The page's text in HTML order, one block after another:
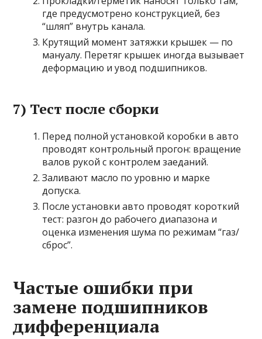
где предусмотрено конструкцией, без
“шляп” внутрь канала.
Крутящий момент затяжки крышек — по
мануалу. Перетяг крышек иногда вызывает
деформацию и увод подшипников.
7) Тест после сборки
Перед полной установкой коробки в авто
проводят контрольный прогон: вращение
валов рукой с контролем заеданий.
Заливают масло по уровню и марке
допуска.
После установки авто проводят короткий
тест: разгон до рабочего диапазона и
оценка изменения шума по режимам “газ/
сброс”.
Частые ошибки при
замене подшипников
дифференциала